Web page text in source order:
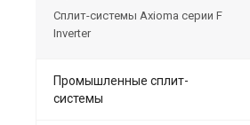
Сплит-системы Axioma серии F
Inverter
Промышленные сплит-
системы